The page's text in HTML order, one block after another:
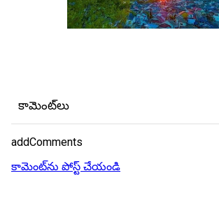
కామెంట్‌లు
addComments
కామెంట్‌ను పోస్ట్ చేయండి